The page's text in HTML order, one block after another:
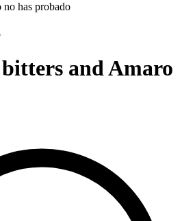
no has probado
and Amaro